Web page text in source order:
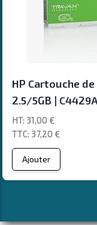
HP Cartouche
2.5/5GB | C4429A
37,20 €
31,00 €
Ajouter